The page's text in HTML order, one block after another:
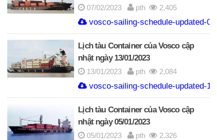
07/02/2023 pth 2,405
vosco-sailing-schedule-updated-
Lịch tàu Container của Vosco cập
nhật ngày 13/01/2023
13/01/2023 pth 2,084
vosco-sailing-schedule-updated-
Lịch tàu Container của Vosco cập
nhật ngày 05/01/2023
05/01/2023 pth 2,326